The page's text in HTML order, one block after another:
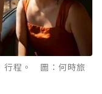
行程。 圖：何時旅